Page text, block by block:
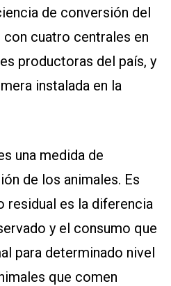
de conversión del
con cuatro centrales en
productoras del país, y
instalada en la
una medida de
de los animales. Es
residual es la diferencia
y el consumo que
para determinado nivel
que comen